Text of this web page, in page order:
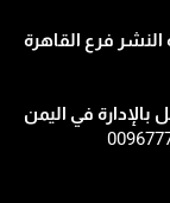
النشر فرع القاهرة
بالإدارة في اليمن